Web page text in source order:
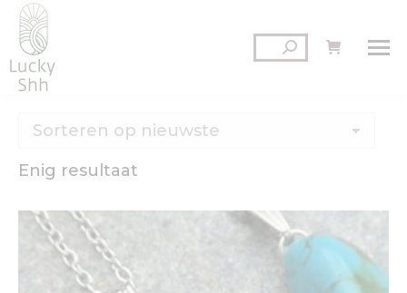
Zoeken:
Enig resultaat